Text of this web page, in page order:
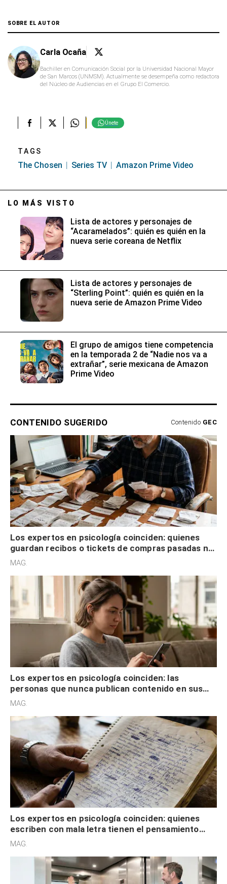
SOBRE EL AUTOR
Carla Ocaña
Bachiller en Comunicación Social por la Universidad Nacional Mayor
de San Marcos (UNMSM). Actualmente se desempeña como redactora
del Núcleo de Audiencias en el Grupo El Comercio.
Únete
TAGS
The Chosen Series TV Amazon Prime Video
LO MÁS VISTO
Lista de actores y personajes de
“Acaramelados”: quién es quién en la
nueva serie coreana de Netflix
Lista de actores y personajes de
“Sterling Point”: quién es quién en la
nueva serie de Amazon Prime Video
El grupo de amigos tiene competencia
en la temporada 2 de “Nadie nos va a
extrañar”, serie mexicana de Amazon
Prime Video
CONTENIDO SUGERIDO Contenido GEC
Los expertos en psicología coinciden: quienes
guardan recibos o tickets de compras pasadas no
son acumuladores, sino que tienen necesidad de
MAG.
Los expertos en psicología coinciden: las
personas que nunca publican contenido en sus
redes sociales no pretenden buscar validación
MAG.
Los expertos en psicología coinciden: quienes
escriben con mala letra tienen el pensamiento
acelerado y no lo hacen por desinterés
MAG.